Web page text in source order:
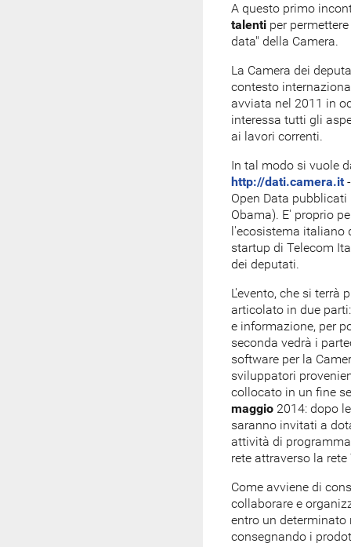
A questo primo
talenti per
data" della Camera.
La Camera dei
contesto
avviata nel 2011 in
interessa tutti gli
ai lavori correnti.
In tal modo si vuole
http://dati.camera.it
Open Data
Obama). E' proprio
l'ecosistema italiano
startup di Telecom
dei deputati.
L'evento, che si terrà
articolato in due
e informazione, per
seconda vedrà i
software per la
sviluppatori
collocato in un fine
maggio 2014: dopo
saranno invitati a
attività di
rete attraverso la rete
Come avviene di
collaborare e
entro un
consegnando i